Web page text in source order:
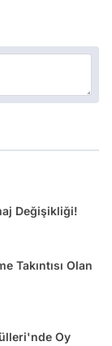
Değişikliği!
Takıntısı Olan
Oy